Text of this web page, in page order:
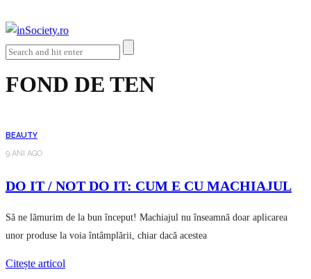
FOND DE TEN
BEAUTY
9 ANI AGO
DO IT / NOT DO IT: CUM E CU MACHIAJUL
Să ne lămurim de la bun început! Machiajul nu înseamnă doar aplicarea
unor produse la voia întâmplării, chiar dacă acestea
Citește articol